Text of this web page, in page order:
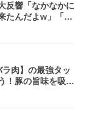
反響「なかなかに
たんだよw」「３
ラ肉】の最強タッ
！豚の旨味を吸い